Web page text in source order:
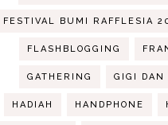
FESTIVAL BUMI RAFFLESIA
FLASHBLOGGING
GATHERING GIGI
HADIAH HANDPHONE